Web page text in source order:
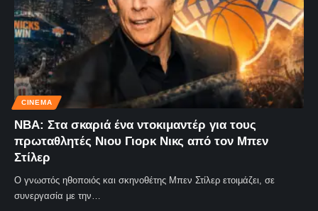
CINEMA
NBA: Στα σκαριά ένα ντοκιμαντέρ για τους
πρωταθλητές Νιου Γιορκ Νικς από τον Μπεν
Στίλερ
Ο γνωστός ηθοποιός και σκηνοθέτης Μπεν Στίλερ ετοιμάζει, σε
συνεργασία με την…